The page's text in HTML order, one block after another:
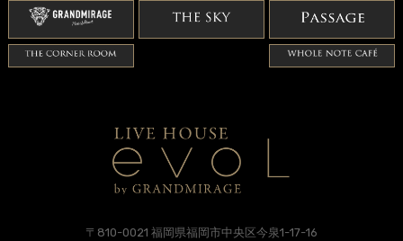
〒810-0021 福岡県福岡市中央区今泉1-17-16